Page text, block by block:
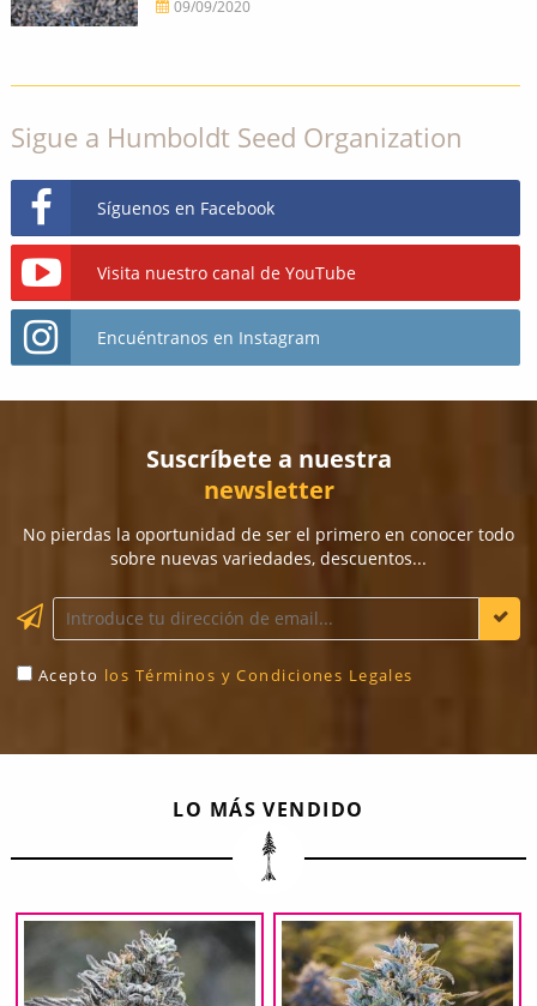
09/09/2020
Sigue a Humboldt Seed Organization
Síguenos en Facebook
Visita nuestro canal de YouTube
Encuéntranos en Instagram
Suscríbete a nuestra
newsletter
No pierdas la oportunidad de ser el primero en conocer todo
sobre nuevas variedades, descuentos...
Acepto los Términos y Condiciones Legales
LO MÁS VENDIDO